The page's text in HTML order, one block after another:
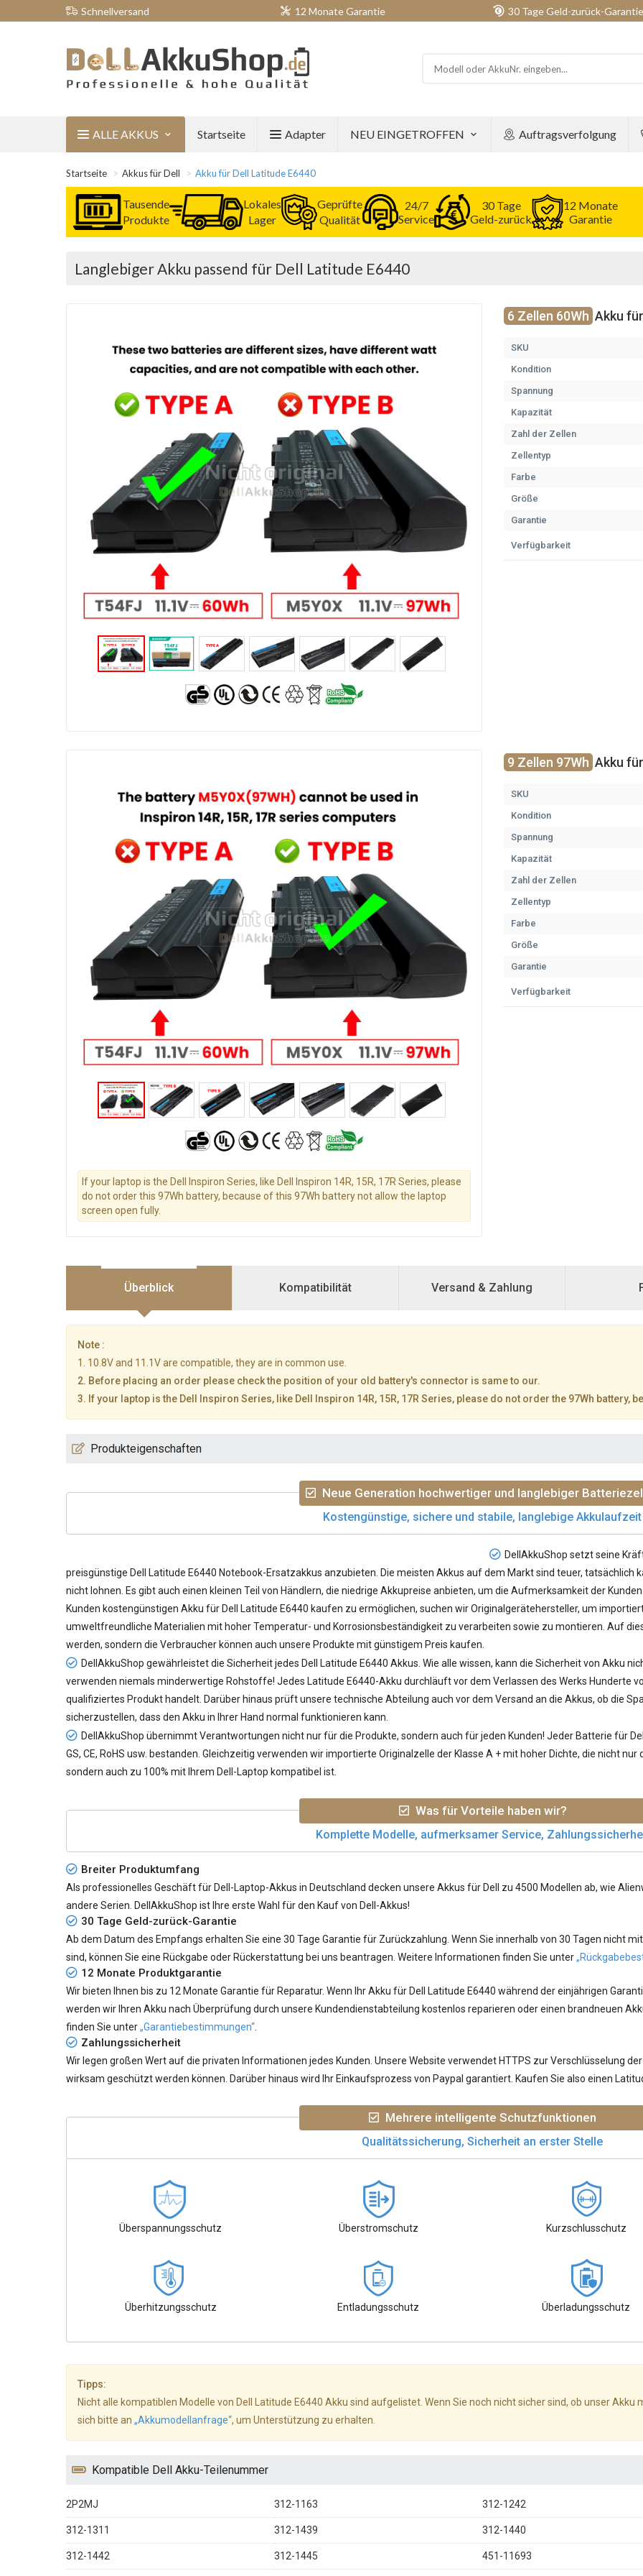
Schnellversand 12 Monate Garantie 30 Tage Geld-zurück-Garantie
ALLE AKKUS Startseite Adapter NEU EINGETROFFEN Auftragsverfolgung
Startseite Akkus für Dell Akku für Dell Latitude E6440
Tausende
Produkte
Lokales
Lager
Geprüfte
Qualität
24/7
Service
30 Tage
Geld-zurück
12 Monate
Garantie
Langlebiger Akku passend für Dell Latitude E6440
6 Zellen 60Wh Akku
SKU
Kondition
Spannung
Kapazität
Zahl der Zellen
Zellentyp
Farbe
Größe
Garantie
Verfügbarkeit
If your laptop is the Dell Inspiron Series, like Dell Inspiron 14R, 15R, 17R Series, please
do not order this 97Wh battery, because of this 97Wh battery not allow the laptop
screen open fully.
9 Zellen 97Wh Akku
SKU
Kondition
Spannung
Kapazität
Zahl der Zellen
Zellentyp
Farbe
Größe
Garantie
Verfügbarkeit
Überblick Kompatibilität Versand & Zahlung
Note :
1. 10.8V and 11.1V are compatible, they are in common use.
2. Before placing an order please check the position of your old battery's connector is same to our.
3. If your laptop is the Dell Inspiron Series, like Dell Inspiron 14R, 15R, 17R Series, please do not order the 97Wh battery,
Produkteigenschaften
Neue Generation hochwertiger und langlebiger
Kostengünstige, sichere und stabile, langlebige Akkulaufzeit
DellAkkuShop setzt seine
preisgünstige Dell Latitude E6440 Notebook-Ersatzakkus anzubieten. Die meisten Akkus auf dem Markt sind teuer, tatsächlich
nicht lohnen. Es gibt auch einen kleinen Teil von Händlern, die niedrige Akkupreise anbieten, um die Aufmerksamkeit der
Kunden kostengünstigen Akku für Dell Latitude E6440 kaufen zu ermöglichen, suchen wir Originalgerätehersteller, um
umweltfreundliche Materialien mit hoher Temperatur- und Korrosionsbeständigkeit zu verarbeiten sowie zu montieren. Auf
werden, sondern die Verbraucher können auch unsere Produkte mit günstigem Preis kaufen.
DellAkkuShop gewährleistet die Sicherheit jedes Dell Latitude E6440 Akkus . Wie alle wissen, kann die Sicherheit von Akku
verwenden niemals minderwertige Rohstoffe! Jedes Latitude E6440-Akku durchläuft vor dem Verlassen des Werks Hunderte
qualifiziertes Produkt handelt. Darüber hinaus prüft unsere technische Abteilung auch vor dem Versand an die Akkus, ob die
sicherzustellen, dass den Akku in Ihrer Hand normal funktionieren kann.
DellAkkuShop übernimmt Verantwortungen nicht nur für die Produkte, sondern auch für jeden Kunden! Jeder Batterie für
GS, CE, RoHS usw. bestanden. Gleichzeitig verwenden wir importierte Originalzelle der Klasse A + mit hoher Dichte, die nicht
sondern auch zu 100% mit Ihrem Dell-Laptop kompatibel ist.
Was für Vorteile haben wir?
Komplette Modelle, aufmerksamer Service,
Breiter Produktumfang
Als professionelles Geschäft für Dell-Laptop-Akkus in Deutschland decken unsere Akkus für Dell zu 4500 Modellen ab, wie
andere Serien. DellAkkuShop ist Ihre erste Wahl für den Kauf von Dell-Akkus!
30 Tage Geld-zurück-Garantie
Ab dem Datum des Empfangs erhalten Sie eine 30 Tage Garantie für Zurückzahlung. Wenn Sie innerhalb von 30 Tagen nicht
sind, können Sie eine Rückgabe oder Rückerstattung bei uns beantragen. Weitere Informationen finden Sie unter
12 Monate Produktgarantie
Wir bieten Ihnen bis zu 12 Monate Garantie für Reparatur. Wenn IhrAkku für Dell Latitude E6440 während der einjährigen
werden wir Ihren Akku nach Überprüfung durch unsere Kundendienstabteilung kostenlos reparieren oder einen brandneuen
finden Sie unter„Garantiebestimmungen“
Zahlungssicherheit
Wir legen großen Wert auf die privaten Informationen jedes Kunden. Unsere Website verwendet HTTPS zur Verschlüsselung
wirksam geschützt werden können. Darüber hinaus wird Ihr Einkaufsprozess von Paypal garantiert. Kaufen Sie also einen
Mehrere intelligente Schutzfunktionen
Qualitätssicherung, Sicherheit an erster Stelle
Überspannungsschutz Überstromschutz Kurzschlusschutz
Überhitzungsschutz Entladungsschutz Überladungsschutz
Tipps:
Nicht alle kompatiblen Modelle von Dell Latitude E6440 Akku sind aufgelistet. Wenn Sie noch nicht sicher sind, ob unser
sich bitte an „Akkumodellanfrage“, um Unterstützung zu erhalten.
Kompatible Dell Akku-Teilenummer
2P2MJ 312-1163 312-1242
312-1311 312-1439 312-1440
312-1442 312-1445 451-11693